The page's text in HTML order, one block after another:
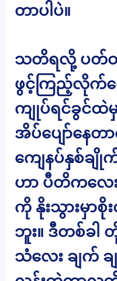
တာပါပဲ။
သတိရလို့ ပတ်ဝ
ဖွင့်ကြည့်လိုက်တ
ကျုပ်ရင်ခွင်ထဲမှ
အိပ်ပျော်နေတ
ကျေနပ်နှစ်ခ
ဟာ ပီတိကလေး
ကို နိုးသွားမှာ
ဘူး။ ဒီတစ်ခါ
သံလေး ချက်